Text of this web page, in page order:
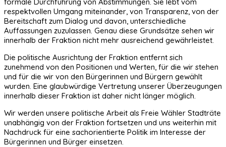
respektvollen Umgang miteinander, von Transparenz, von der
Bereitschaft zum Dialog und davon, unterschiedliche
Auffassungen zuzulassen. Genau diese Grundsätze sehen wir
innerhalb der Fraktion nicht mehr ausreichend gewährleistet.
Die politische Ausrichtung der Fraktion entfernt sich
zunehmend von den Positionen und Werten, für die wir stehen
und für die wir von den Bürgerinnen und Bürgern gewählt
wurden. Eine glaubwürdige Vertretung unserer Überzeugungen
innerhalb dieser Fraktion ist daher nicht länger möglich.
Wir werden unsere politische Arbeit als Freie Wähler Stadträte
unabhängig von der Fraktion fortsetzen und uns weiterhin mit
Nachdruck für eine sachorientierte Politik im Interesse der
Bürgerinnen und Bürger einsetzen.